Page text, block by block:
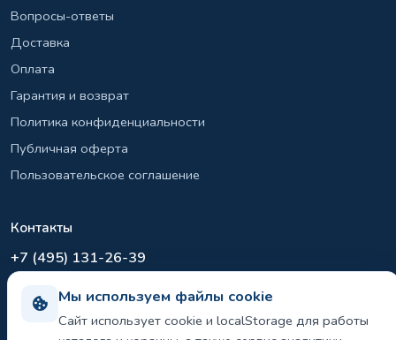
Мы используем файлы cookie
Сайт использует cookie и localStorage для работы
Вопросы-ответы
Доставка
Оплата
Гарантия и возврат
Политика конфиденциальности
Публичная оферта
Пользовательское соглашение
Контакты
+7 (495) 131-26-39
МО, г. Раменское, ул. Карла Маркса
Склад: Шереметьево, Московская область